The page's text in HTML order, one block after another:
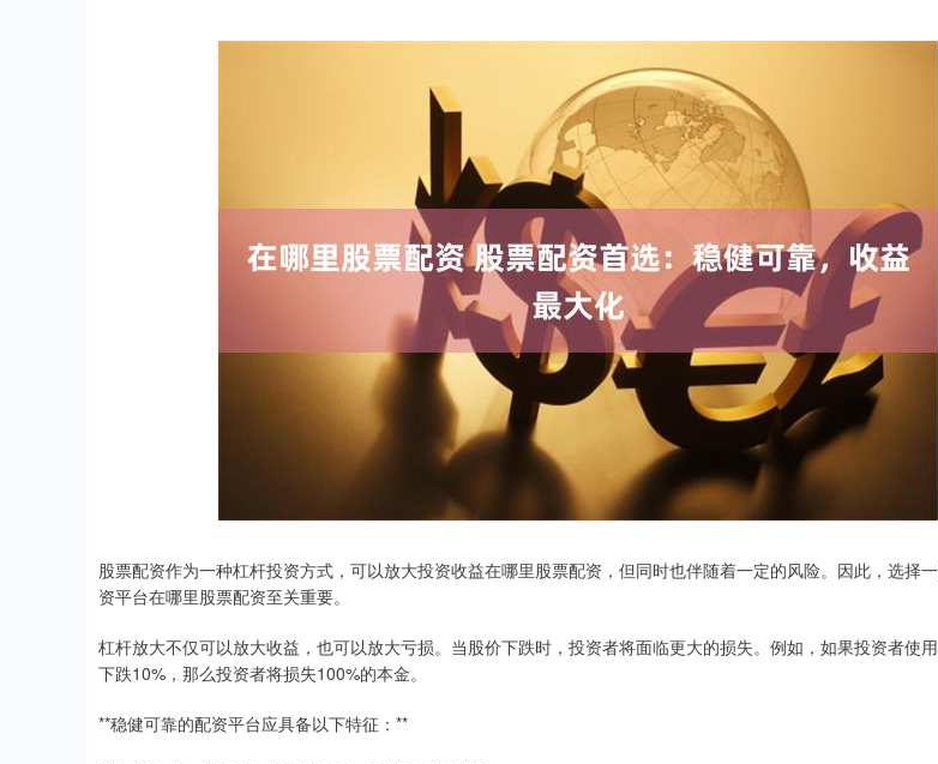
股票配资作为一种杠杆投资方式，可以放大投资收益在哪里股票配资，但同时也伴随着一定的风险。因此，选择
资平台在哪里股票配资至关重要。
杠杆放大不仅可以放大收益，也可以放大亏损。当股价下跌时，投资者将面临更大的损失。例如，如果投资者使
下跌10%，那么投资者将损失100%的本金。
**稳健可靠的配资平台应具备以下特征：**